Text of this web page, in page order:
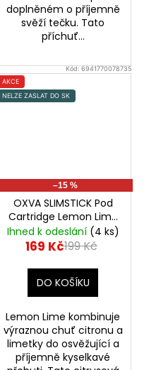
doplněném o příjemně
svěží tečku. Tato
příchuť...
Kód:6941770078735
AKCE
NELZE ZASLAT DO SK
–15 %
OXVA SLIMSTICK Pod
Cartridge Lemon Lime
20mg 2x2ml
Přednaplněná Pod
Ihned k odeslání (4 ks)
169 Kč199 Kč
DO KOŠÍKU
Lemon Lime kombinuje
výraznou chuť citronu a
limetky do osvěžující a
příjemně kyselkavé